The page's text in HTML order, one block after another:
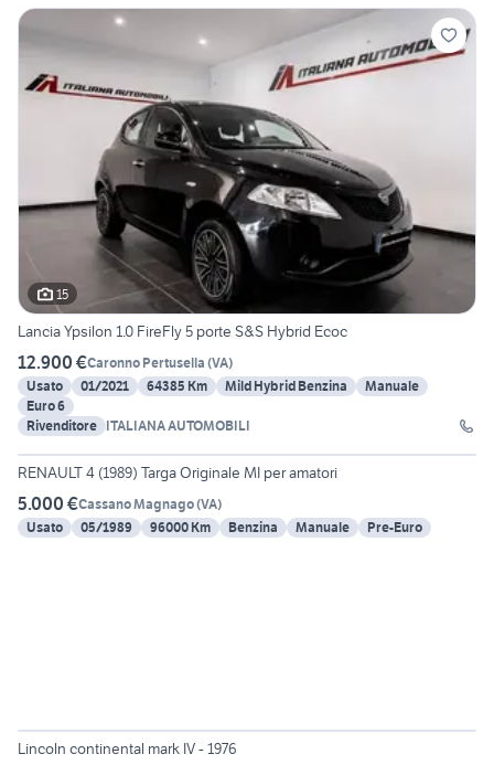
15
Lancia Ypsilon 1.0 FireFly 5 porte S&S Hybrid Ecoc
12.900 €Caronno Pertusella (VA)
Usato
01/2021 64385 Km Mild Hybrid Benzina
Manuale
Euro 6
Rivenditore ITALIANA AUTOMOBILI
6
RENAULT 4 (1989) Targa Originale MI per amatori
5.000 €Cassano Magnago(VA)
Usato
05/1989 96000 Km Benzina Manuale Pre-Euro
Lincoln continental mark IV - 1976